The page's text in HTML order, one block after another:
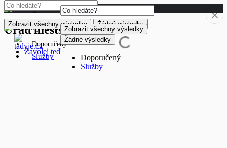
Zobrazit všechny výsledky
Žádné výsledky
Doporučený
Služby
Úřad městské části Praha 1
Zavolej teď
Zobrazit všechny výsledky Žádné výsledky
Doporučený
Služby